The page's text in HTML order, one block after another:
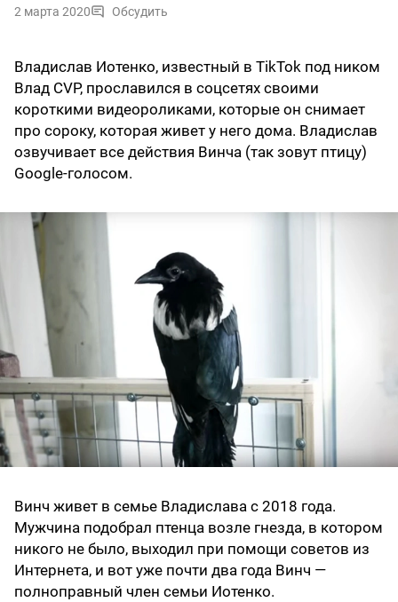
2 марта 2020 Обсудить
Владислав Иотенко, известный в TikTok под ником
Влад CVP, прославился в соцсетях своими
короткими видеороликами, которые он снимает
про сороку, которая живет у него дома. Владислав
озвучивает все действия Винча (так зовут птицу)
Google-голосом.
Винч живет в семье Владислава с 2018 года.
Мужчина подобрал птенца возле гнезда, в котором
никого не было, выходил при помощи советов из
Интернета, и вот уже почти два года Винч —
полноправный член семьи Иотенко.